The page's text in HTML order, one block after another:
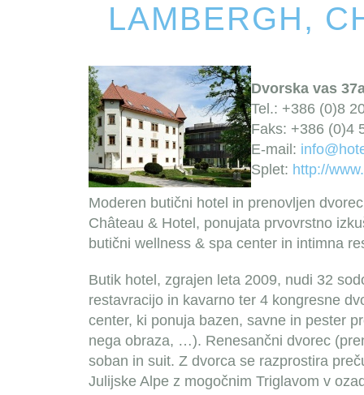
LAMBERGH,
Dvorska vas
Tel.: +386 (0)8
Faks: +386 (0)4
E-mail:
Splet: http://
Moderen butični hotel in prenovljen
Château & Hotel, ponujata prvovrstno
butični wellness & spa center in intimna
Butik hotel, zgrajen leta 2009, nudi 32
restavracijo in kavarno ter 4 kongresne
center, ki ponuja bazen, savne in pester
nega obraza, …). Renesančni dvorec
soban in suit. Z dvorca se razprostira
Julijske Alpe z mogočnim Triglavom v